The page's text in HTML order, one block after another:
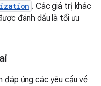
. Các giá trị khác
đánh dấu là tối ưu
đáp ứng các yêu cầu về